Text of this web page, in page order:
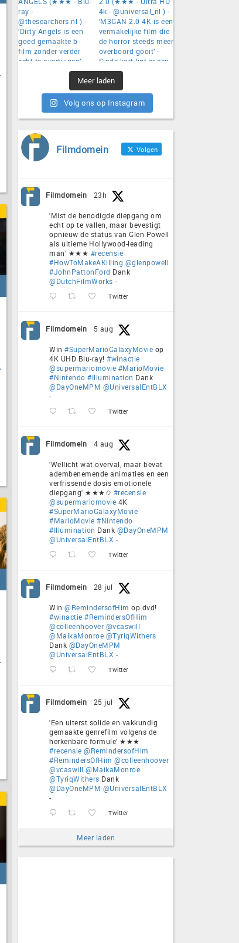
Meer laden
Volg ons op Instagram
Filmdomein Volgen
Filmdomein 23h
'Mist de benodigde diepgang om
echt op te vallen, maar bevestigt
opnieuw de status van Glen Powell
als ultieme Hollywood-leading
man' ★★★ #recensie
#HowToMakeAKilling @glenpowell
#JohnPattonFord Dank
@DutchFilmWorks -
Twitter
Filmdomein 5 aug
Win #SuperMarioGalaxyMovie op
4K UHD Blu-ray! #winactie
@supermariomovie #MarioMovie
#Nintendo #Illumination Dank
@DayOneMPM @UniversalEntBLX
-
Twitter
Filmdomein 4 aug
'Wellicht wat overval, maar bevat
adembenemende animaties en een
verfrissende dosis emotionele
diepgang' ★★★✩ #recensie
@supermariomovie 4K
#SuperMarioGalaxyMovie
#MarioMovie #Nintendo
#Illumination Dank @DayOneMPM
@UniversalEntBLX -
Twitter
Filmdomein 28 jul
Win @RemindersofHim op dvd!
#winactie #RemindersOfHim
@colleenhoover @vcaswill
@MaikaMonroe @TyriqWithers
Dank @DayOneMPM
@UniversalEntBLX -
Twitter
Filmdomein 25 jul
'Een uiterst solide en vakkundig
gemaakte genrefilm volgens de
herkenbare formule' ★★★
#recensie @RemindersofHim
#RemindersOfHim @colleenhoover
@vcaswill @MaikaMonroe
@TyriqWithers Dank
@DayOneMPM @UniversalEntBLX
-
Twitter
Meer laden